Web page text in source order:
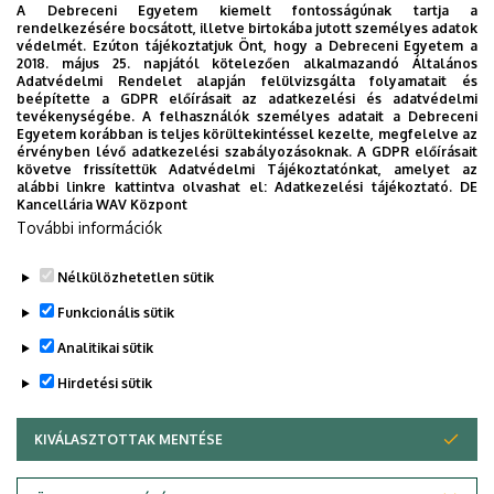
2026. augusztus 5.
Díszdoktorát gyászolja a Debreceni
Egyetem
INTÉZMÉNYI TTK TUDOMÁNY
A Debreceni Egyetem kiemelt fontosságúnak tartja a
rendelkezésére bocsátott, illetve birtokába jutott személyes adatok
védelmét. Ezúton tájékoztatjuk Önt, hogy a Debreceni Egyetem a
2018. május 25. napjától kötelezően alkalmazandó Általános
Adatvédelmi Rendelet alapján felülvizsgálta folyamatait és
beépítette a GDPR előírásait az adatkezelési és adatvédelmi
tevékenységébe. A felhasználók személyes adatait a Debreceni
Egyetem korábban is teljes körültekintéssel kezelte, megfelelve az
érvényben lévő adatkezelési szabályozásoknak. A GDPR előírásait
követve frissítettük Adatvédelmi Tájékoztatónkat, amelyet az
alábbi linkre kattintva olvashat el:Adatkezelési tájékoztató. DE
Kancellária WAV Központ
További információk
Nélkülözhetetlen sütik
Funkcionális sütik
Analitikai sütik
Hirdetési sütik
KIVÁLASZTOTTAK MENTÉSE
WITHDRAW CONSENT